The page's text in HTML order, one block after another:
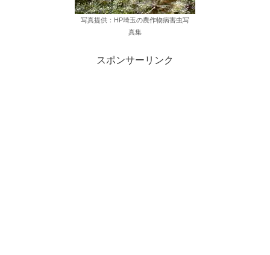
写真提供：HP埼玉の農作物病害虫写
真集
スポンサーリンク